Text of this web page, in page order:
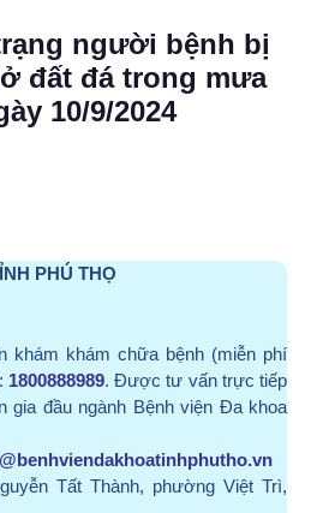
người bệnh bị
đất đá trong mưa
10/9/2024
PHÚ THỌ
khám khám chữa bệnh (miễn phí
1800888989. Được tư vấn trực tiếp
gia đầu ngành Bệnh viện Đa khoa
Tất Thành, phường Việt Trì,